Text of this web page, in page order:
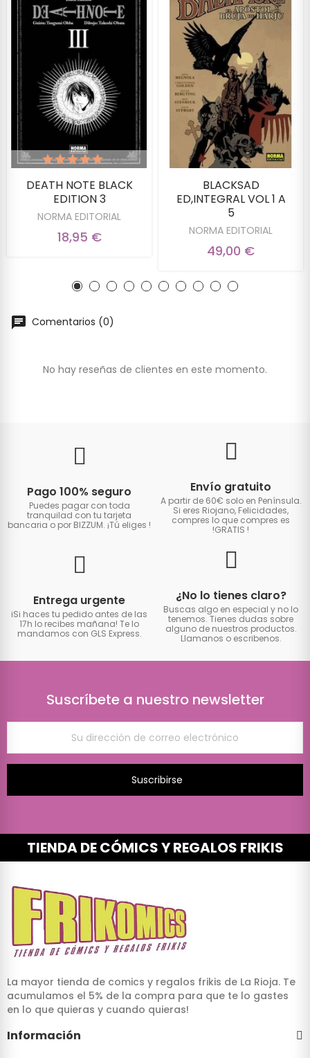
DEATH NOTE BLACK
EDITION 3
NORMA EDITORIAL
(1)
18,95 €
BLACKSAD
ED,INTEGRAL VOL 1 A
5
NORMA EDITORIAL
49,00 €
Comentarios (0)
No hay reseñas de clientes en este momento.
Pago 100% seguro
Puedes pagar con toda
tranquilad con tu tarjeta
bancaria o por BIZZUM. ¡Tú eliges !
Envío gratuito
A partir de 60€ solo en Península.
Si eres Riojano, Felicidades,
compres lo que compres es
!GRATIS !
Entrega urgente
iSi haces tu pedido antes de las
17h lo recibes mañana! Te lo
mandamos con GLS Express.
¿No lo tienes claro?
Buscas algo en especial y no lo
tenemos. Tienes dudas sobre
alguno de nuestros productos.
Llamanos o escribenos.
Suscríbete a nuestro newsletter
Suscribirse
TIENDA DE CÓMICS Y REGALOS FRIKIS
La mayor tienda de comics y regalos frikis de La Rioja. Te
acumulamos el 5% de la compra para que te lo gastes
en lo que quieras y cuando quieras!
Información